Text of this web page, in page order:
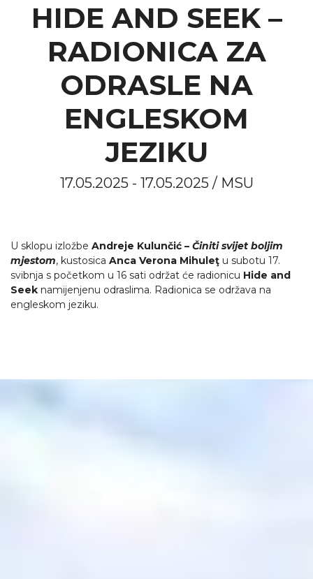
HIDE AND SEEK –
RADIONICA ZA
ODRASLE NA
ENGLESKOM
JEZIKU
17.05.2025 - 17.05.2025 / MSU
U sklopu izložbe Andreje Kulunčić – Činiti svijet boljim
mjestom, kustosica Anca Verona Mihuleţ u subotu 17.
svibnja s početkom u 16 sati održat će radionicu Hide and
Seek namijenjenu odraslima. Radionica se održava na
engleskom jeziku.